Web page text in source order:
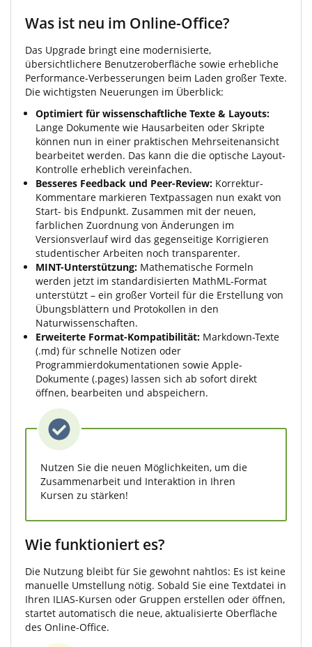
Was ist neu im Online-Office?
Das Upgrade bringt eine modernisierte,
übersichtlichere Benutzeroberfläche sowie erhebliche
Performance-Verbesserungen beim Laden großer Texte.
Die wichtigsten Neuerungen im Überblick:
Optimiert für wissenschaftliche Texte & Layouts:
Lange Dokumente wie Hausarbeiten oder Skripte
können nun in einer praktischen Mehrseitenansicht
bearbeitet werden. Das kann die die optische Layout-
Kontrolle erheblich vereinfachen.
Besseres Feedback und Peer-Review: Korrektur-
Kommentare markieren Textpassagen nun exakt von
Start- bis Endpunkt. Zusammen mit der neuen,
farblichen Zuordnung von Änderungen im
Versionsverlauf wird das gegenseitige Korrigieren
studentischer Arbeiten noch transparenter.
MINT-Unterstützung: Mathematische Formeln
werden jetzt im standardisierten MathML-Format
unterstützt – ein großer Vorteil für die Erstellung von
Übungsblättern und Protokollen in den
Naturwissenschaften.
Erweiterte Format-Kompatibilität: Markdown-Texte
(.md) für schnelle Notizen oder
Programmierdokumentationen sowie Apple-
Dokumente (.pages) lassen sich ab sofort direkt
öffnen, bearbeiten und abspeichern.
Nutzen Sie die neuen Möglichkeiten, um die
Zusammenarbeit und Interaktion in Ihren
Kursen zu stärken!
Wie funktioniert es?
Die Nutzung bleibt für Sie gewohnt nahtlos: Es ist keine
manuelle Umstellung nötig. Sobald Sie eine Textdatei in
Ihren ILIAS-Kursen oder Gruppen erstellen oder öffnen,
startet automatisch die neue, aktualisierte Oberfläche
des Online-Office.